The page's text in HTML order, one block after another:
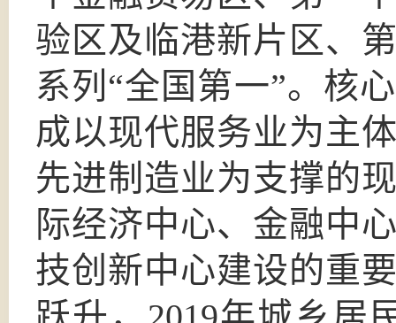
验区及临港新片区、
系列“全国第一”。核
成以现代服务业为主
先进制造业为支撑的
际经济中心、金融中
技创新中心建设的重